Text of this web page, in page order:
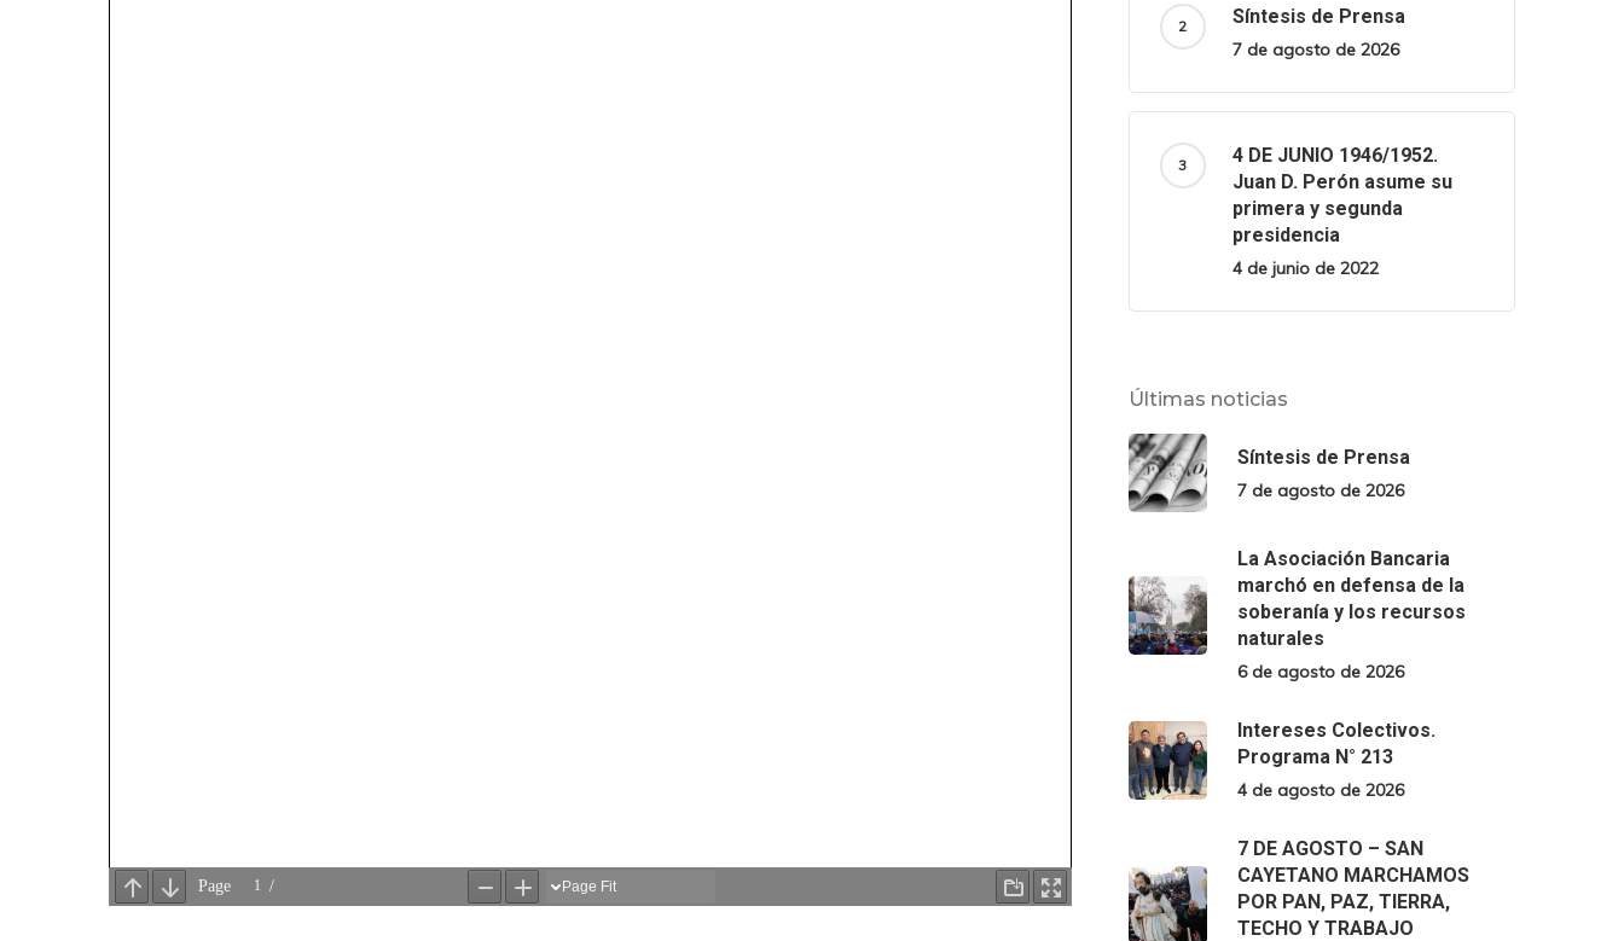
Síntesis de Prensa
7 de agosto de 2026
4 DE JUNIO 1946/1952.
Juan D. Perón asume su
primera y segunda
presidencia
4 de junio de 2022
Últimas noticias
Síntesis de Prensa
7 de agosto de 2026
La Asociación Bancaria
marchó en defensa de la
soberanía y los recursos
naturales
6 de agosto de 2026
Intereses Colectivos.
Programa N° 213
4 de agosto de 2026
7 DE AGOSTO – SAN
CAYETANO MARCHAMOS
POR PAN, PAZ, TIERRA,
TECHO Y TRABAJO